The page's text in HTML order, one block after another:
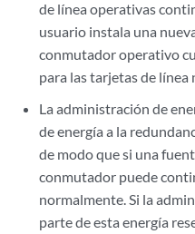
de línea operativas
usuario instala una
conmutador operativo
para las tarjetas de línea
La administración de
de energía a la
de modo que si una
conmutador puede
normalmente. Si la
parte de esta energía